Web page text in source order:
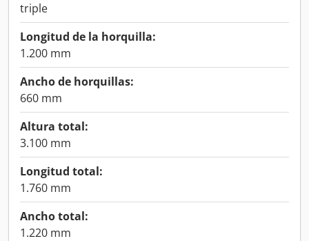
triple
Longitud de la horquilla:
1.200 mm
Ancho de horquillas:
660 mm
Altura total:
3.100 mm
Longitud total:
1.760 mm
Ancho total:
1.220 mm